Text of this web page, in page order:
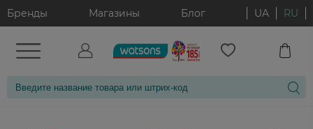
Бренды Магазины Блог UA RU